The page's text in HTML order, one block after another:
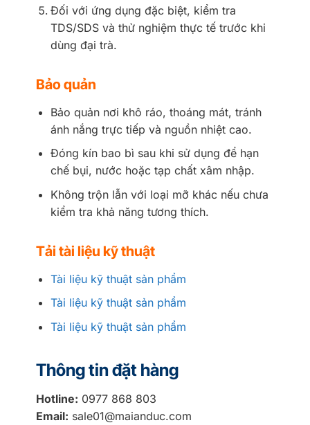
Đối với ứng dụng đặc biệt, kiểm tra
TDS/SDS và thử nghiệm thực tế trước khi
dùng đại trà.
Bảo quản
Bảo quản nơi khô ráo, thoáng mát, tránh
ánh nắng trực tiếp và nguồn nhiệt cao.
Đóng kín bao bì sau khi sử dụng để hạn
chế bụi, nước hoặc tạp chất xâm nhập.
Không trộn lẫn với loại mỡ khác nếu chưa
kiểm tra khả năng tương thích.
Tải tài liệu kỹ thuật
Tài liệu kỹ thuật sản phẩm
Tài liệu kỹ thuật sản phẩm
Tài liệu kỹ thuật sản phẩm
Thông tin đặt hàng
Hotline: 0977 868 803
Email: sale01@maianduc.com